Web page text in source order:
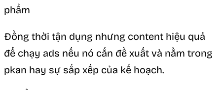
phẩm
Đồng thời tận dụng nhưng content hiệu quả
để chạy ads nếu nó cắn đề xuất và nằm trong
pkan hay sự sắp xếp của kế hoạch.